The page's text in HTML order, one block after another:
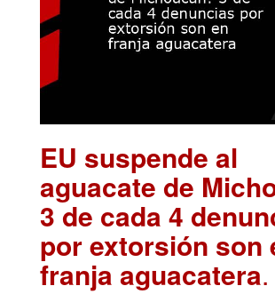
EU suspende al
aguacate de
3 de cada 4
por extorsión son
franja aguacatera